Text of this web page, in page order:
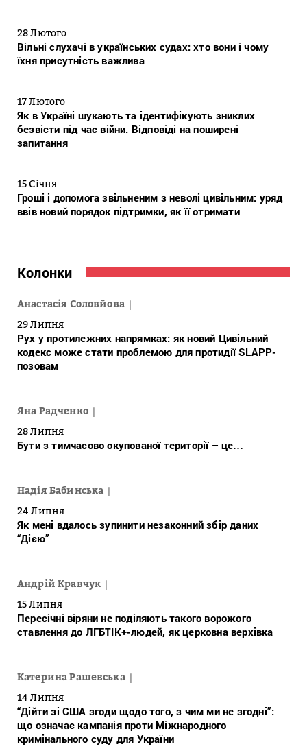
28 Лютого
Вільні слухачі в українських судах: хто вони і чому
їхня присутність важлива
17 Лютого
Як в Україні шукають та ідентифікують зниклих
безвісти під час війни. Відповіді на поширені
запитання
15 Січня
Гроші і допомога звільненим з неволі цивільним: уряд
ввів новий порядок підтримки, як її отримати
Колонки
Анастасія Соловйова
29 Липня
Рух у протилежних напрямках: як новий Цивільний
кодекс може стати проблемою для протидії SLAPP-
позовам
Яна Радченко
28 Липня
Бути з тимчасово окупованої території – це…
Надія Бабинська
24 Липня
Як мені вдалось зупинити незаконний збір даних
“Дією”
Андрій Кравчук
15 Липня
Пересічні віряни не поділяють такого ворожого
ставлення до ЛГБТІК+-людей, як церковна верхівка
Катерина Рашевська
14 Липня
“Дійти зі США згоди щодо того, з чим ми не згодні”:
що означає кампанія проти Міжнародного
кримінального суду для України